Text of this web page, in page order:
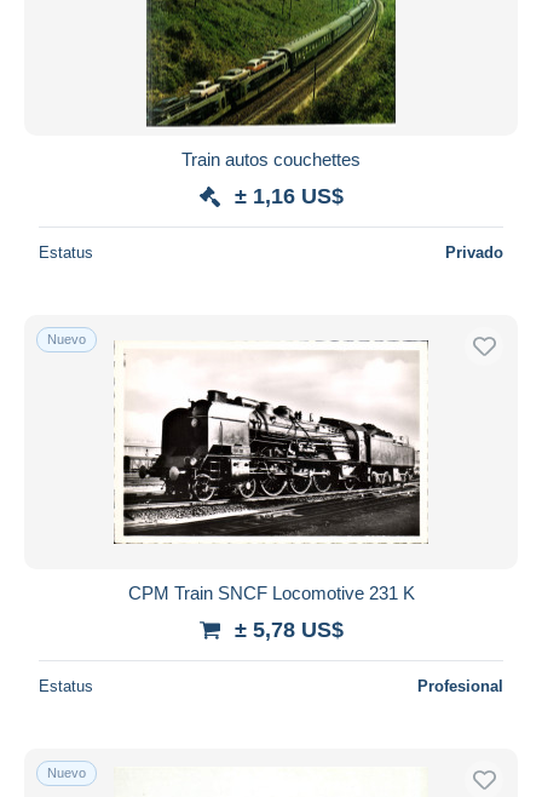
Train autos couchettes
± 1,16 US$
Estatus Privado
Nuevo
CPM Train SNCF Locomotive 231 K
± 5,78 US$
Estatus Profesional
Nuevo